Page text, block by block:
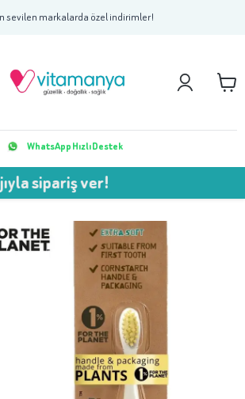
sevilen markalarda özel indirimler!
2 3
WhatsApp Hızlı Destek
ver!